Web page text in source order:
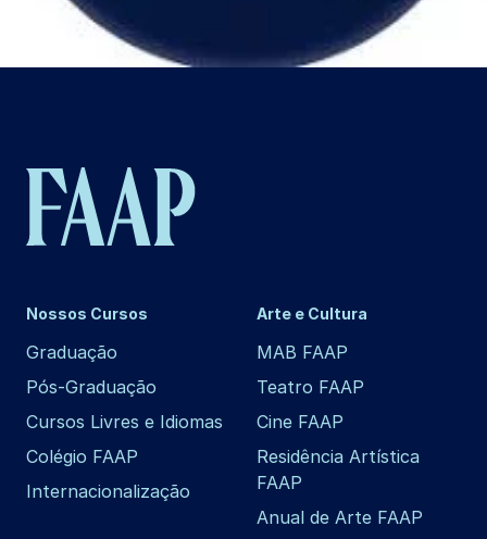
Nossos Cursos
Graduação
Pós-Graduação
Cursos Livres e Idiomas
Colégio FAAP
Internacionalização
Arte e Cultura
MAB FAAP
Teatro FAAP
Cine FAAP
Residência Artística
FAAP
Anual de Arte FAAP